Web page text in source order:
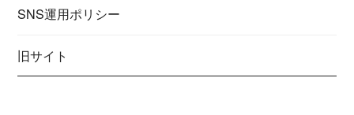
SNS運用ポリシー
旧サイト